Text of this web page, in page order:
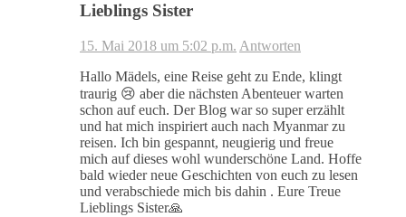
Lieblings Sister
15. Mai 2018 um 5:02 p.m. Antworten
Hallo Mädels, eine Reise geht zu Ende, klingt
traurig 😢 aber die nächsten Abenteuer warten
schon auf euch. Der Blog war so super erzählt
und hat mich inspiriert auch nach Myanmar zu
reisen. Ich bin gespannt, neugierig und freue
mich auf dieses wohl wunderschöne Land. Hoffe
bald wieder neue Geschichten von euch zu lesen
und verabschiede mich bis dahin . Eure Treue
Lieblings Sister🙏